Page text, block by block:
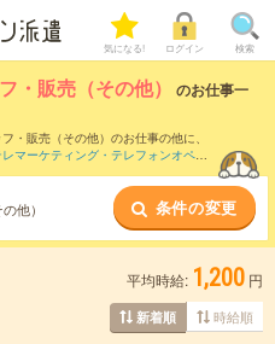
気になる! ログイン 検索
・販売（その他） のお仕事一
・販売（その他）のお仕事の他に、
マーケティング・テレフォンオペレ
などのこだわり条件で絞り込んでいた
他）のお仕事とは？とは？
他） 条件の変更
平均時給: 1,200 円
新着順 時給順